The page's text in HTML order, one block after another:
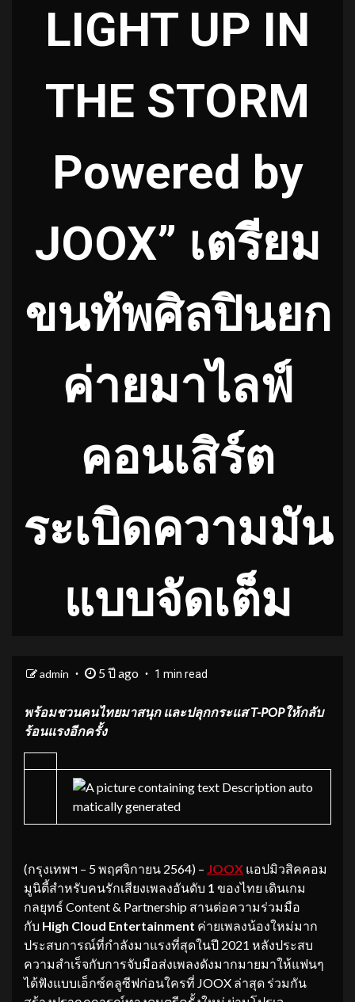
LIGHT UP IN
THE STORM
Powered by
JOOX” เตรียม
ขนทัพศิลปินยก
ค่ายมาไลฟ์
คอนเสิร์ต
ระเบิดความมัน
แบบจัดเต็ม
admin 5 ปี ago 1 min read
พร้อมชวนคนไทยมาสนุก และปลุกกระแสT-POPให้กลับ
ร้อนแรงอีกครั้ง
(กรุงเทพฯ – 5พฤศจิกายน 2564) – JOOX แอปมิวสิคคอม
มูนิตี้สำหรับคนรักเสียงเพลงอันดับ 1 ของไทย เดินเกม
กลยุทธ์ Content & Partnership สานต่อความร่วมมือ
กับ High Cloud Entertainment ค่ายเพลงน้องใหม่มาก
ประสบการณ์ที่กำลังมาแรงที่สุดในปี 2021 หลังประสบ
ความสำเร็จกับการจับมือส่งเพลงดังมากมายมาให้แฟนๆ
ได้ฟังแบบเอ็กซ์คลูซีฟก่อนใครที่ JOOX ล่าสุด ร่วมกัน